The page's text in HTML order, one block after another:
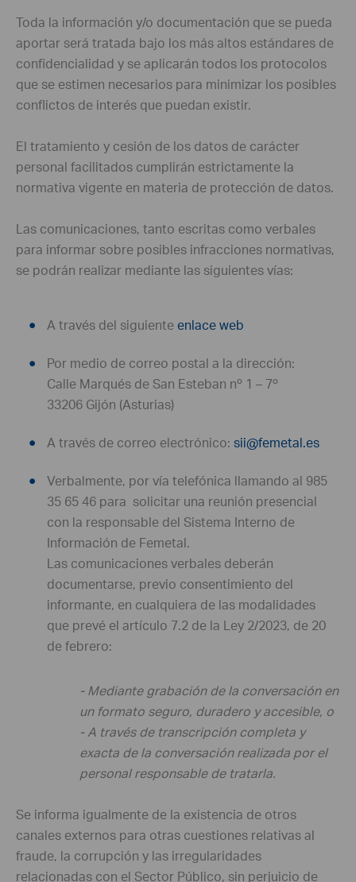
Toda la información y/o documentación que se pueda
aportar será tratada bajo los más altos estándares de
confidencialidad y se aplicarán todos los protocolos
que se estimen necesarios para minimizar los posibles
conflictos de interés que puedan existir.
El tratamiento y cesión de los datos de carácter
personal facilitados cumplirán estrictamente la
normativa vigente en materia de protección de datos.
Las comunicaciones, tanto escritas como verbales
para informar sobre posibles infracciones normativas,
se podrán realizar mediante las siguientes vías:
A través del siguiente enlace web
Por medio de correo postal a la dirección:
Calle Marqués de San Esteban nº 1 – 7º
33206 Gijón (Asturias)
A través de correo electrónico: sii@femetal.es
Verbalmente, por vía telefónica llamando al 985
35 65 46 para solicitar una reunión presencial
con la responsable del Sistema Interno de
Información de Femetal.
Las comunicaciones verbales deberán
documentarse, previo consentimiento del
informante, en cualquiera de las modalidades
que prevé el artículo 7.2 de la Ley 2/2023, de 20
de febrero:
- Mediante grabación de la conversación en
un formato seguro, duradero y accesible, o
- A través de transcripción completa y
exacta de la conversación realizada por el
personal responsable de tratarla.
Se informa igualmente de la existencia de otros
canales externos para otras cuestiones relativas al
fraude, la corrupción y las irregularidades
relacionadas con el Sector Público, sin perjuicio de